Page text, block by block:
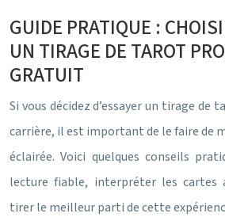
GUIDE PRATIQUE :
UN TIRAGE DE TAROT
GRATUIT
Si vous décidez d’essayer un tirage
carrière, il est important de le faire de
éclairée. Voici quelques conseils
lecture fiable, interpréter les cartes
tirer le meilleur parti de cette